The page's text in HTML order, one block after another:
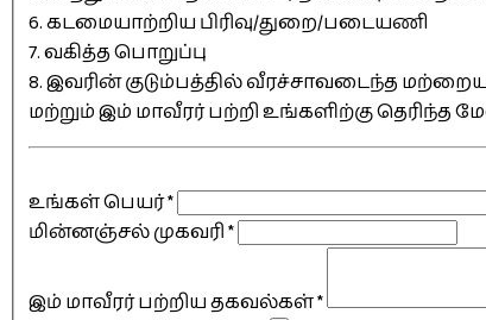
6. கடமையாற்றிய பிரிவு/துறை/படையணி
7. வகித்த பொறுப்பு
8. இவரின் குடும்பத்தில் வீரச்சாவடைந்த
மற்றும் இம் மாவீரர் பற்றி உங்களிற்கு தெரிந்த
உங்கள் பெயர்*
மின்னஞ்சல் முகவரி*
இம் மாவீரர் பற்றிய தகவல்கள்*